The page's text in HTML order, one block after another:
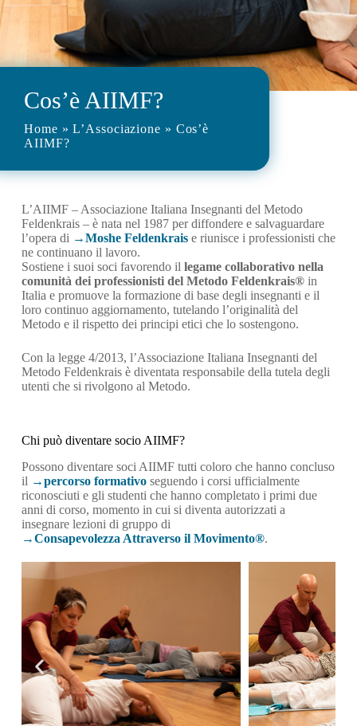
Cos’è AIIMF?
Home »L’Associazione » Cos’è
AIIMF?
L’AIIMF – Associazione Italiana Insegnanti del Metodo
Feldenkrais – è nata nel 1987 per diffondere e salvaguardare
l’opera di
Moshe Feldenkraise riunisce i professionisti che
ne continuano il lavoro.
Sostiene i suoi soci favorendo il legame collaborativo nella
comunità dei professionisti del Metodo Feldenkrais® in
Italia e promuove la formazione di base degli insegnanti e il
loro continuo aggiornamento, tutelando l’originalità del
Metodo e il rispetto dei principi etici che lo sostengono.
Con la legge 4/2013, l’Associazione Italiana Insegnanti del
Metodo Feldenkrais è diventata responsabile della tutela degli
utenti che si rivolgono al Metodo.
Chi può diventare socio AIIMF?
Possono diventare soci AIIMF tutti coloro che hanno concluso
il
percorso formativoseguendo i corsi ufficialmente
riconosciuti e gli studenti che hanno completato i primi due
anni di corso, momento in cui si diventa autorizzati a
insegnare lezioni di gruppo di
Consapevolezza Attraverso il Movimento®.